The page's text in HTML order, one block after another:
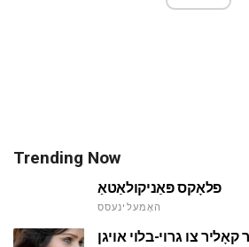
Trending Now
פלאָקס פּאַניקולאַטאַ
האָמעלינעסס